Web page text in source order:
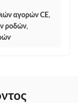
αγορών CE,
ροδών,